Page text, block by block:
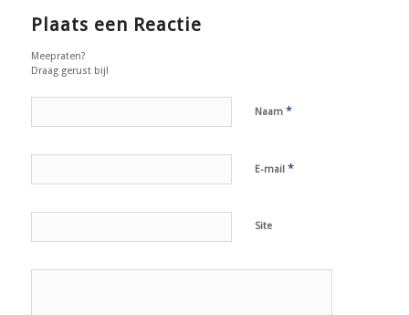
Plaats een Reactie
Meepraten?
Draag gerust bij!
Naam *
E-mail *
Site